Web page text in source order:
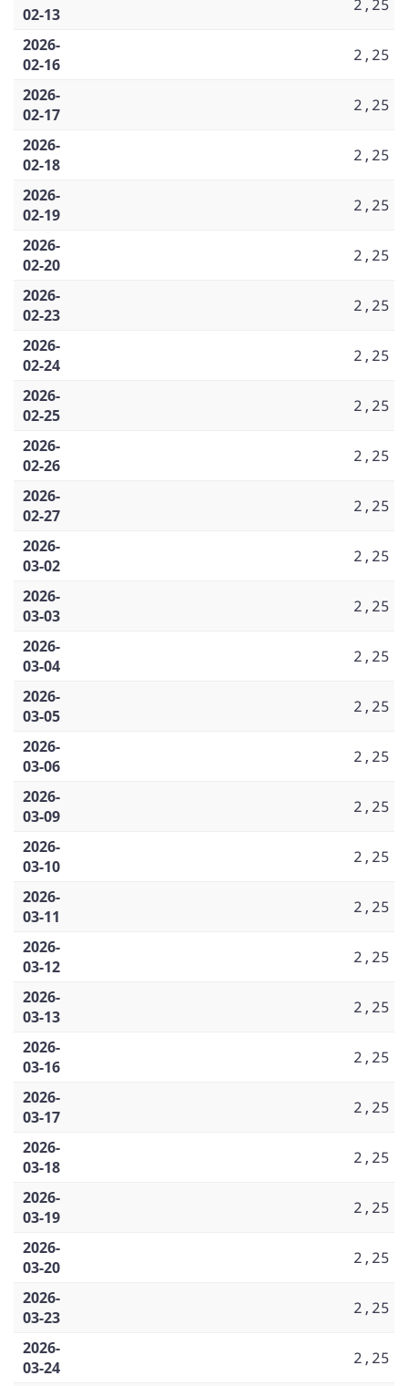
02-13
2,25
2026-
02-16
2,25
2026-
02-17
2,25
2026-
02-18
2,25
2026-
02-19
2,25
2026-
02-20
2,25
2026-
02-23
2,25
2026-
02-24
2,25
2026-
02-25
2,25
2026-
02-26
2,25
2026-
02-27
2,25
2026-
03-02
2,25
2026-
03-03
2,25
2026-
03-04
2,25
2026-
03-05
2,25
2026-
03-06
2,25
2026-
03-09
2,25
2026-
03-10
2,25
2026-
03-11
2,25
2026-
03-12
2,25
2026-
03-13
2,25
2026-
03-16
2,25
2026-
03-17
2,25
2026-
03-18
2,25
2026-
03-19
2,25
2026-
03-20
2,25
2026-
03-23
2,25
2026-
03-24
2,25